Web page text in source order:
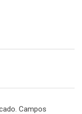
Campos